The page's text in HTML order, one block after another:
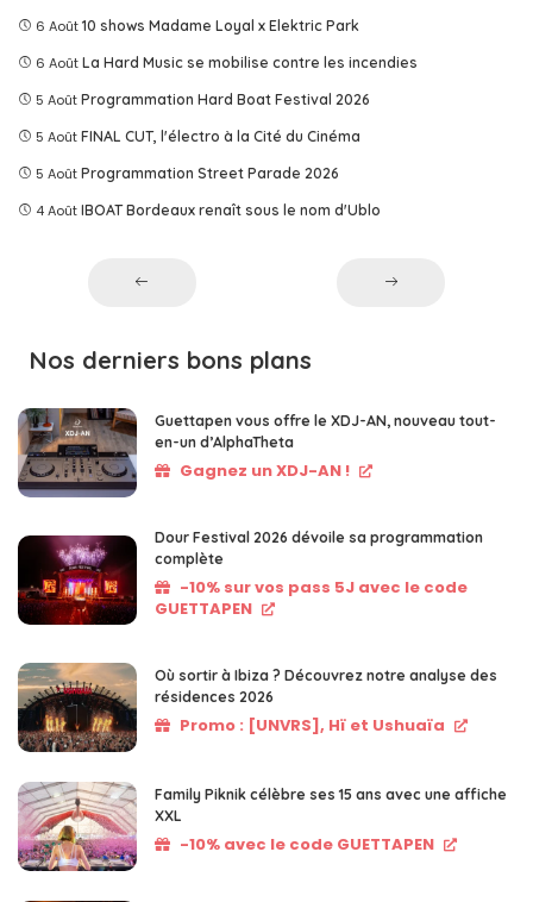
6 Août 10 shows Madame Loyal x Elektric Park
6 Août La Hard Music se mobilise contre les incendies
5 Août Programmation Hard Boat Festival 2026
5 Août FINAL CUT, l'électro à la Cité du Cinéma
5 Août Programmation Street Parade 2026
4 Août IBOAT Bordeaux renaît sous le nom d'Ublo
Nos derniers bons plans
Guettapen vous offre le XDJ-AN, nouveau tout-
en-un d’AlphaTheta
Gagnez un XDJ-AN !
Dour Festival 2026 dévoile sa programmation
complète
-10% sur vos pass 5J avec le code
GUETTAPEN
Où sortir à Ibiza ? Découvrez notre analyse des
résidences 2026
Promo : [UNVRS], Hï et Ushuaïa
Family Piknik célèbre ses 15 ans avec une affiche
XXL
-10% avec le code GUETTAPEN